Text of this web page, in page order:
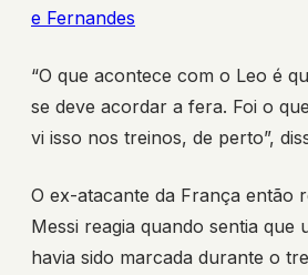
e Fernandes
“O que acontece com o Leo é
se deve acordar a fera. Foi o
vi isso nos treinos, de perto”,
O ex-atacante da França então
Messi reagia quando sentia que
havia sido marcada durante o